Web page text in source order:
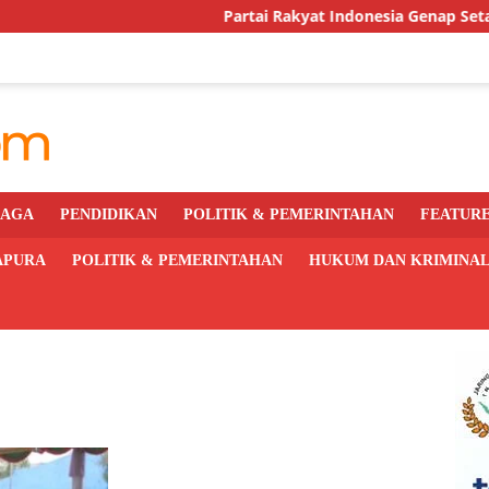
Partai Rakyat Indonesia Genap Setahun, DPC
PENDIDIKAN POLITIK & PEMERINTAHAN
POLITIK & PEMERINTAHAN HUKUM DAN KRIMINAL